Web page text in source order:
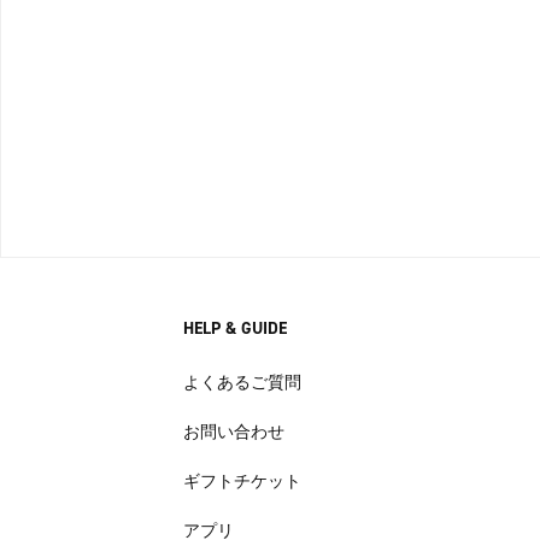
HELP & GUIDE
よくあるご質問
お問い合わせ
ギフトチケット
アプリ